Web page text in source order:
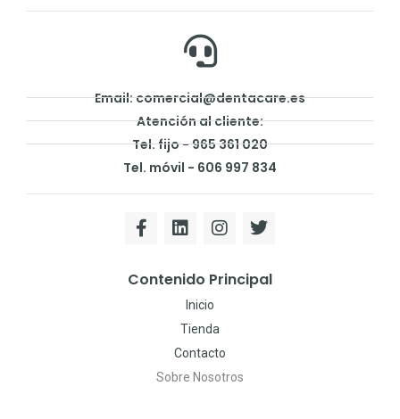
Email: comercial@dentacare.es
Atención al cliente:
Tel. fijo - 965 361 020
Tel. móvil - 606 997 834
Contenido Principal
Inicio
Tienda
Contacto
Sobre Nosotros